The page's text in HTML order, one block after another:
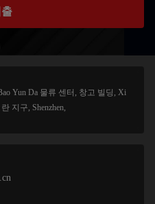
Yun Da 물류 센터, 창고 빌딩, Xi
지구, Shenzhen,